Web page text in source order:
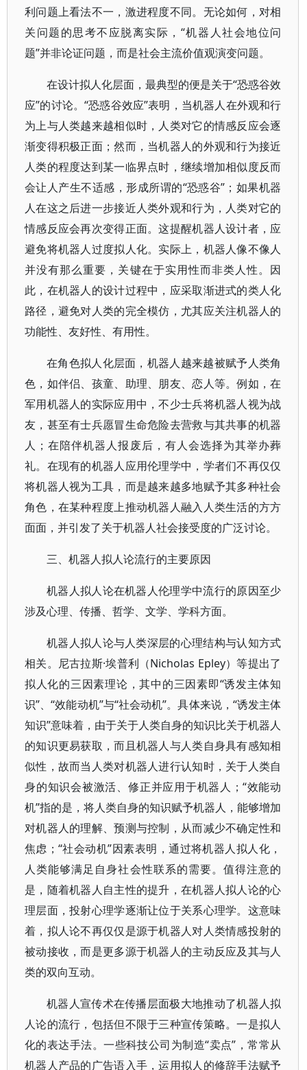
利问题上看法不一，激进程度不同。无论如何，对相
关问题的思考不应脱离实际，“机器人社会地位问
题”并非论证问题，而是社会主流价值观演变问题。
在设计拟人化层面，最典型的便是关于“恐惑谷效
应”的讨论。“恐惑谷效应”表明，当机器人在外观和行
为上与人类越来越相似时，人类对它的情感反应会逐
渐变得积极正面；然而，当机器人的外观和行为接近
人类的程度达到某一临界点时，继续增加相似度反而
会让人产生不适感，形成所谓的“恐惑谷”；如果机器
人在这之后进一步接近人类外观和行为，人类对它的
情感反应会再次变得正面。这提醒机器人设计者，应
避免将机器人过度拟人化。实际上，机器人像不像人
并没有那么重要，关键在于实用性而非类人性。因
此，在机器人的设计过程中，应采取渐进式的类人化
路径，避免对人类的完全模仿，尤其应关注机器人的
功能性、友好性、有用性。
在角色拟人化层面，机器人越来越被赋予人类角
色，如伴侣、孩童、助理、朋友、恋人等。例如，在
军用机器人的实际应用中，不少士兵将机器人视为战
友，甚至有士兵愿冒生命危险去营救与其共事的机器
人；在陪伴机器人报废后，有人会选择为其举办葬
礼。在现有的机器人应用伦理学中，学者们不再仅仅
将机器人视为工具，而是越来越多地赋予其多种社会
角色，在某种程度上推动机器人融入人类生活的方方
面面，并引发了关于机器人社会接受度的广泛讨论。
三、机器人拟人论流行的主要原因
机器人拟人论在机器人伦理学中流行的原因至少
涉及心理、传播、哲学、文学、学科方面。
机器人拟人论与人类深层的心理结构与认知方式
相关。尼古拉斯·埃普利（Nicholas Epley）等提出了
拟人化的三因素理论，其中的三因素即“诱发主体知
识”、“效能动机”与“社会动机”。具体来说，“诱发主体
知识”意味着，由于关于人类自身的知识比关于机器人
的知识更易获取，而且机器人与人类自身具有感知相
似性，故而当人类对机器人进行认知时，关于人类自
身的知识会被激活、修正并应用于机器人；“效能动
机”指的是，将人类自身的知识赋予机器人，能够增加
对机器人的理解、预测与控制，从而减少不确定性和
焦虑；“社会动机”因素表明，通过将机器人拟人化，
人类能够满足自身社会性联系的需要。值得注意的
是，随着机器人自主性的提升，在机器人拟人论的心
理层面，投射心理学逐渐让位于关系心理学。这意味
着，拟人论不再仅仅是源于机器人对人类情感投射的
被动接收，而是更多源于机器人的主动反应及其与人
类的双向互动。
机器人宣传术在传播层面极大地推动了机器人拟
人论的流行，包括但不限于三种宣传策略。一是拟人
化的表达手法。一些科技公司为制造“卖点”，常常从
机器人产品的广告语入手，运用拟人的修辞手法赋予